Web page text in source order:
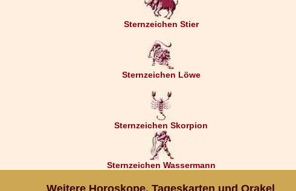
Sternzeichen Stier
Sternzeichen Löwe
Sternzeichen Skorpion
Sternzeichen Wassermann
Weitere Horoskope, Tageskarten und Orakel